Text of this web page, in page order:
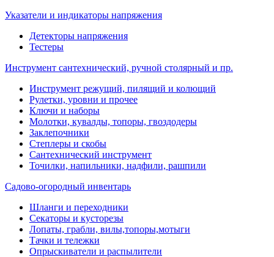
Указатели и индикаторы напряжения
Детекторы напряжения
Тестеры
Инструмент сантехнический, ручной столярный и пр.
Инструмент режущий, пилящий и колющий
Рулетки, уровни и прочее
Ключи и наборы
Молотки, кувалды, топоры, гвоздодеры
Заклепочники
Степлеры и скобы
Сантехнический инструмент
Точилки, напильники, надфили, рашпили
Садово-огородный инвентарь
Шланги и переходники
Секаторы и кусторезы
Лопаты, грабли, вилы,топоры,мотыги
Тачки и тележки
Опрыскиватели и распылители